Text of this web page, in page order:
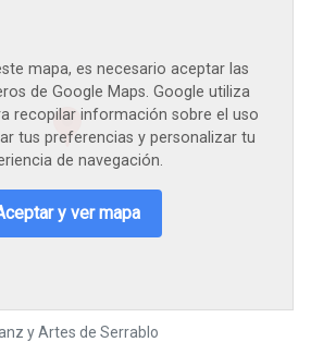
mapa, es necesario aceptar las
de Google Maps. Google utiliza
recopilar información sobre el uso
tus preferencias y personalizar tu
de navegación.
y ver mapa
y Artes de Serrablo